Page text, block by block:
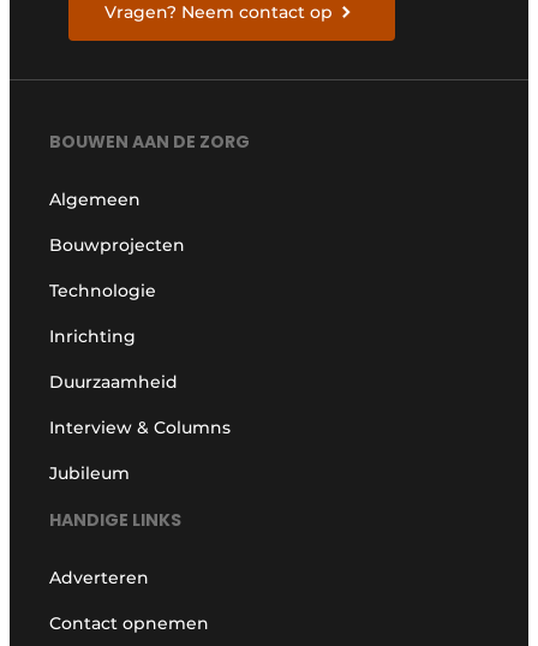
Vragen? Neem contact op
BOUWEN AAN DE ZORG
Algemeen
Bouwprojecten
Technologie
Inrichting
Duurzaamheid
Interview & Columns
Jubileum
HANDIGE LINKS
Adverteren
Contact opnemen